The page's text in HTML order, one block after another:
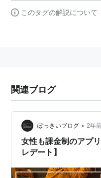
このタグの解説について
関連ブログ
ぽっきいブログ • 2年
女性も課金制のアプ
レデート】